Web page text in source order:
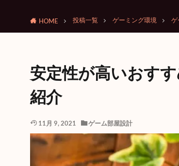
HOME 投稿一覧 ゲーミング環境 ゲ
安定性が高いおす
紹介
11月 9, 2021 ゲーム部屋設計